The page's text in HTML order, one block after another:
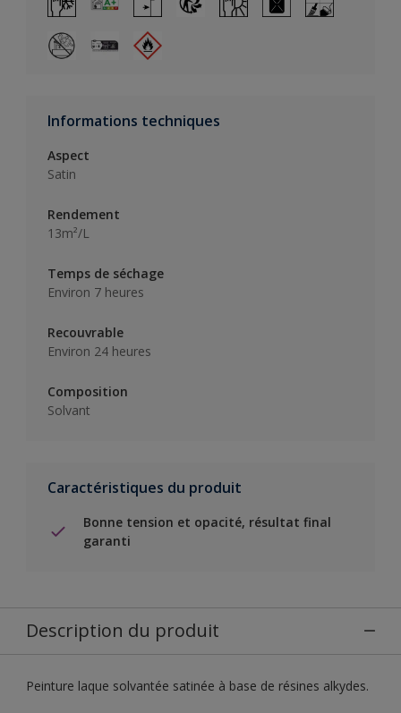
Informations techniques
Aspect
Satin
Rendement
13m²/L
Temps de séchage
Environ 7 heures
Recouvrable
Environ 24 heures
Composition
Solvant
Caractéristiques du produit
Bonne tension et opacité, résultat final
garanti
Description du produit
Peinture laque solvantée satinée à base de résines alkydes.